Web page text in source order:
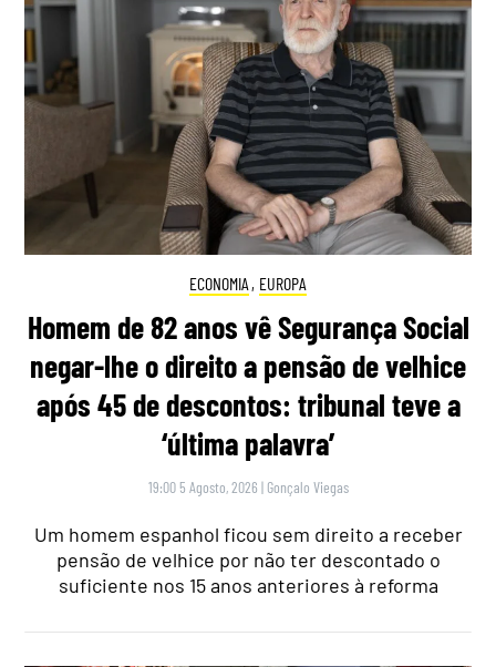
ECONOMIA , EUROPA
Homem de 82 anos vê Segurança Social
negar-lhe o direito a pensão de velhice
após 45 de descontos: tribunal teve a
‘última palavra’
19:00 5 Agosto, 2026 | Gonçalo Viegas
Um homem espanhol ficou sem direito a receber
pensão de velhice por não ter descontado o
suficiente nos 15 anos anteriores à reforma